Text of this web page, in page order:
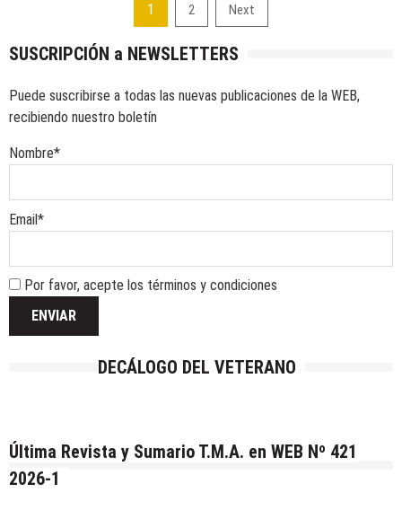
de
1 2 Next
SUSCRIPCIÓN a NEWSLETTERS
Puede suscribirse a todas las nuevas publicaciones de la WEB,
recibiendo nuestro boletín
Nombre*
Email*
Por favor, acepte los términos y condiciones
DECÁLOGO DEL VETERANO
Última Revista y Sumario T.M.A. en WEB Nº 421
2026-1